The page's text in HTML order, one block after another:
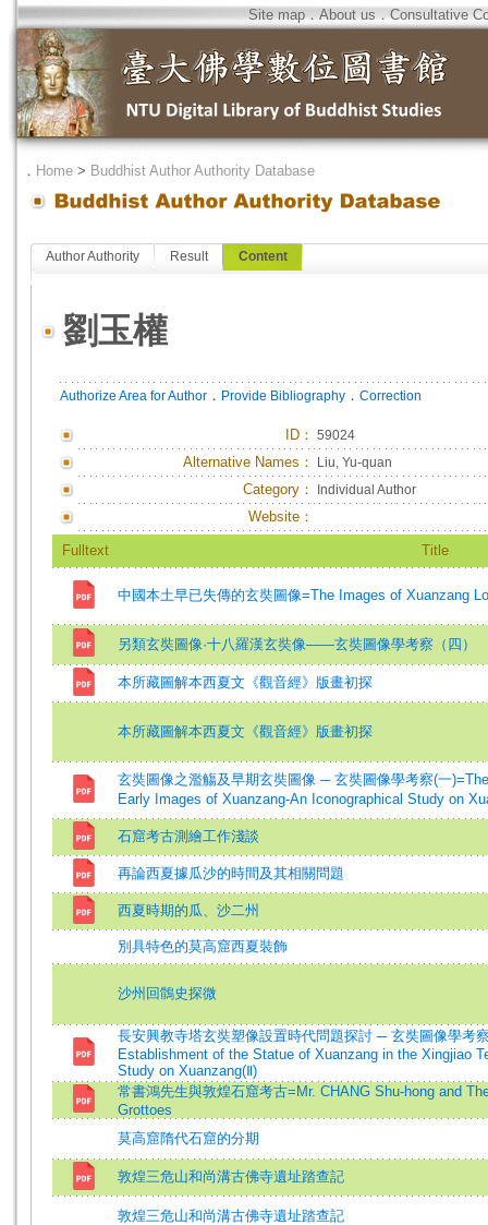
Site map．About us．Consultative
． Home > Buddhist Author Authority Database
Author Authority Result Content
劉玉權
Authorize Area for Author ． Provide Bibliography ． Correction
ID ： 59024
Alternative Names： Liu, Yu-quan
Category： Individual Author
Website：
Fulltext Title
中國本土早已失傳的玄奘圖像=The Images of Xuanzang
另類玄奘圖像·十八羅漢玄奘像——玄奘圖像學考察（四）
本所藏圖解本西夏文《觀音經》版畫初探
本所藏圖解本西夏文《觀音經》版畫初探
玄奘圖像之濫觴及早期玄奘圖像 ─ 玄奘圖像學考察(一
Early Images of Xuanzang-An Iconographical Study on
石窟考古測繪工作淺談
再論西夏據瓜沙的時間及其相關問題
西夏時期的瓜、沙二州
別具特色的莫高窟西夏裝飾
沙州回鶻史探微
長安興教寺塔玄奘塑像設置時代問題探討 ─ 玄奘圖像學考
Establishment of the Statue of Xuanzang in the Xingjiao
Study on Xuanzang(Ⅱ)
常書鴻先生與敦煌石窟考古=Mr. CHANG Shu-hong and
Grottoes
莫高窟隋代石窟的分期
敦煌三危山和尚溝古佛寺遺址踏查記
敦煌三危山和尚溝古佛寺遺址踏查記